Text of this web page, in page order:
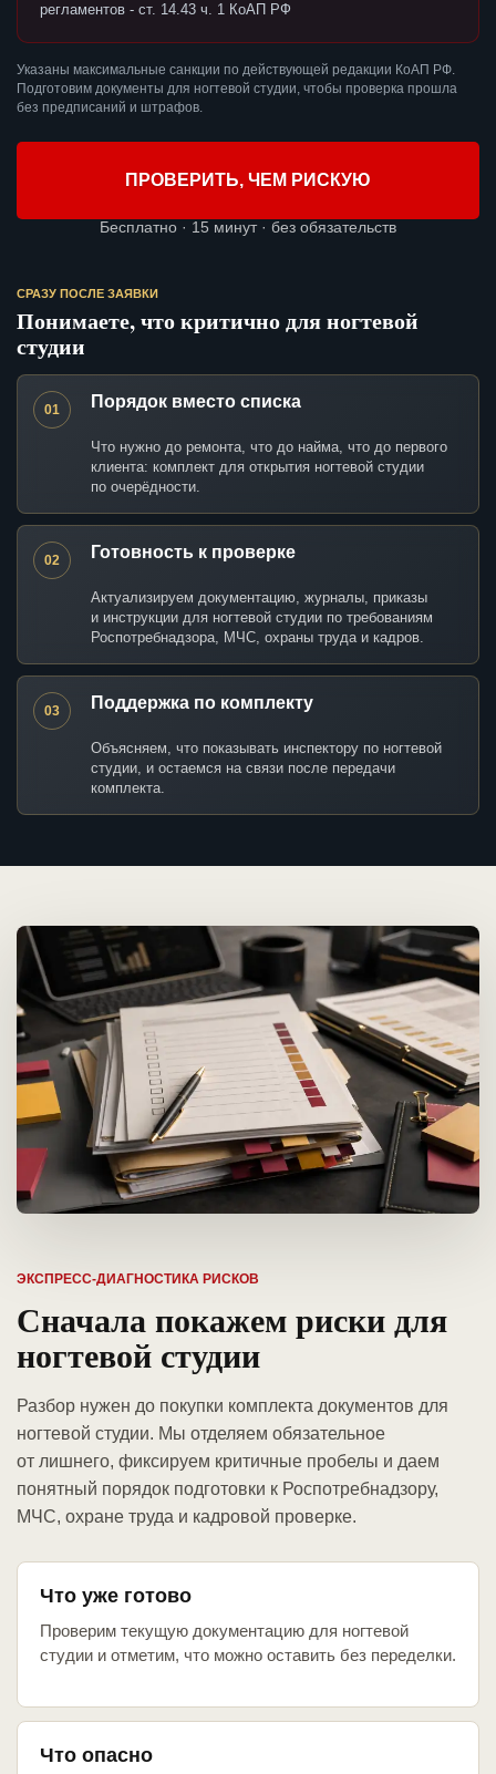
регламентов - ст. 14.43 ч. 1 КоАП РФ
Указаны максимальные санкции по действующей редакции КоАП РФ.
Подготовим документы для ногтевой студии, чтобы проверка прошла
без предписаний и штрафов.
ПРОВЕРИТЬ, ЧЕМ РИСКУЮ
Бесплатно · 15 минут · без обязательств
СРАЗУ ПОСЛЕ ЗАЯВКИ
Понимаете, что критично для ногтевой
студии
01 Порядок вместо списка
Что нужно до ремонта, что до найма, что до первого
клиента: комплект для открытия ногтевой студии
по очерёдности.
02 Готовность к проверке
Актуализируем документацию, журналы, приказы
и инструкции для ногтевой студии по требованиям
Роспотребнадзора, МЧС, охраны труда и кадров.
03 Поддержка по комплекту
Объясняем, что показывать инспектору по ногтевой
студии, и остаемся на связи после передачи
комплекта.
ЭКСПРЕСС-ДИАГНОСТИКА РИСКОВ
Сначала покажем риски для
ногтевой студии
Разбор нужен до покупки комплекта документов для
ногтевой студии. Мы отделяем обязательное
от лишнего, фиксируем критичные пробелы и даем
понятный порядок подготовки к Роспотребнадзору,
МЧС, охране труда и кадровой проверке.
Что уже готово
Проверим текущую документацию для ногтевой
студии и отметим, что можно оставить без переделки.
Что опасно